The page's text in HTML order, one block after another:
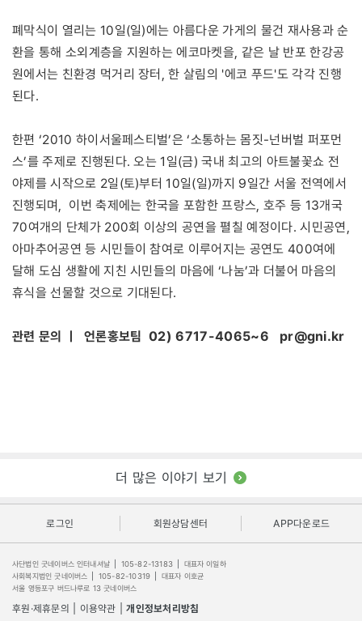
폐막식이 열리는 10일(일)에는 아름다운 가게의 물건 재사용과 순
환을 통해 소외계층을 지원하는 에코마켓을, 같은 날 반포 한강공
원에서는 친환경 먹거리 장터, 한 살림의 '에코 푸드'도 각각 진행
된다.
한편 ‘2010 하이서울페스티벌’은 ‘소통하는 몸짓-넌버벌 퍼포먼
스’를 주제로 진행된다. 오는 1일(금) 국내 최고의 아트불꽃쇼 전
야제를 시작으로 2일(토)부터 10일(일)까지 9일간 서울 전역에서
진행되며, 이번 축제에는 한국을 포함한 프랑스, 호주 등 13개국
70여개의 단체가 200회 이상의 공연을 펼칠 예정이다. 시민공연,
아마추어공연 등 시민들이 참여로 이루어지는 공연도 400여에
달해 도심 생활에 지친 시민들의 마음에 ‘나눔’과 더불어 마음의
휴식을 선물할 것으로 기대된다.
관련 문의 ㅣ 언론홍보팀 02) 6717-4065~6 pr@gni.kr
더 많은 이야기 보기
로그인 회원상담센터 APP다운로드
사단법인 굿네이버스 인터내셔날 105-82-13183
대표자 이일하
사회복지법인 굿네이버스
105-82-10319
대표자 이호균
서울 영등포구 버드나루로 13 굿네이버스
후원·제휴문의 이용약관 개인정보처리방침